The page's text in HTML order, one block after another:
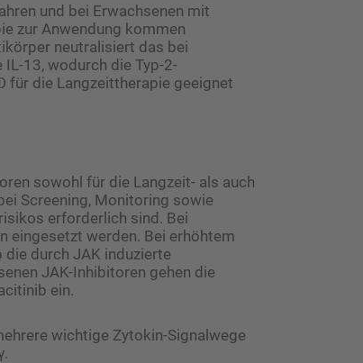
und bei Erwachsenen mit
zur Anwendung kommen
neutralisiert das bei
13, wodurch die Typ-2-
für die Langzeittherapie geeignet
sowohl für die Langzeit- als auch
Screening, Monitoring sowie
erforderlich sind. Bei
eingesetzt werden. Bei erhöhtem
durch JAK induzierte
JAK-Inhibitoren gehen die
ein.
wichtige Zytokin-Signalwege